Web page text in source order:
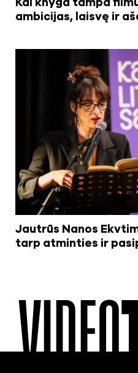
Kai knyga tampa
ambicijas, laisvę ir
Jautrūs Nanos
tarp atminties ir
VIDEO